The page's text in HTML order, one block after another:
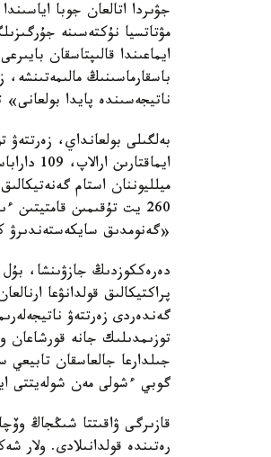
جۋىردا اتالعان جوبا
مۋتاتسيا نۇكتەسىنە
ايماعىندا قالىپتاسقان
باسقارماسىنىڭ
ناتيجەسىندە پايدا بولعانى»
بەلگىلى بولعانداي،
ميلليوننان استام
260 يت تۇقىمىن
«گەنومدىق
دەرەككوزدىڭ جازۋىنشا،
پراكتيكالىق قولدانۋعا
گەندەردى زەرتتەۋ
توزىمدىلىك جانە قورشاعان
جىلدارعا جالعاسقان
گوبي ءشولى مەن شولەيتتى
قازىرگى ۋاقىتتا شىڭجاڭ
رەتىندە قولدانىلادى. ولار